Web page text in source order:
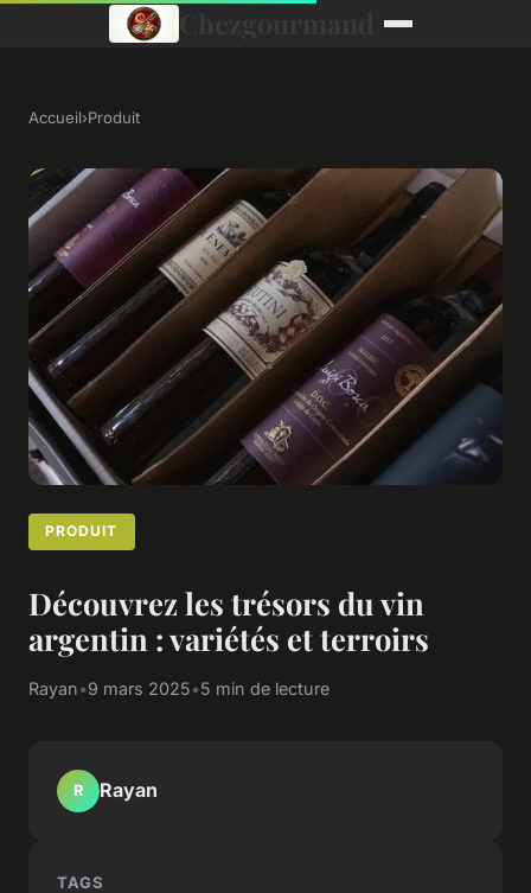
Accueil›Produit
PRODUIT
Découvrez les trésors du vin
argentin : variétés et terroirs
Rayan•9 mars 2025•5 min de lecture
R Rayan
TAGS